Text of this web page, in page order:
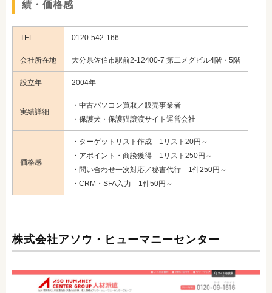
績・価格感
TEL 0120-542-166
会社所在地 大分県佐伯市駅前2-12400-7 第二メグビル4階・5階
設立年 2004年
実績詳細
・中古パソコン買取／販売事業者
・保護犬・保護猫譲渡サイト運営会社
価格感
・ターゲットリスト作成 1リスト20円～
・アポイント・商談獲得 1リスト250円～
・問い合わせ一次対応／秘書代行 1件250円～
・CRM・SFA入力 1件50円～
株式会社アソウ・ヒューマニーセンター